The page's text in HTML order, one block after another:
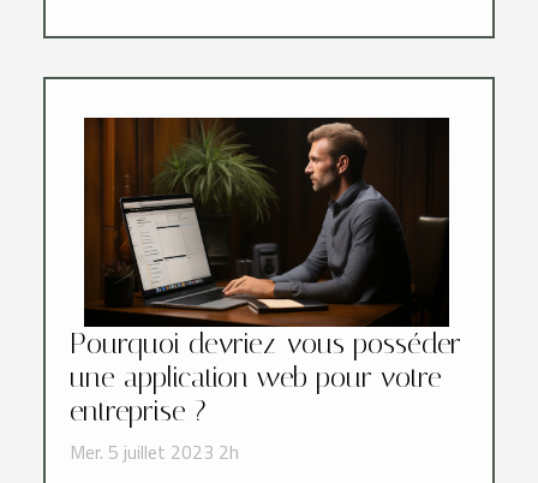
Pourquoi devriez-vous posséder
une application web pour votre
entreprise ?
Mer. 5 juillet 2023 2h